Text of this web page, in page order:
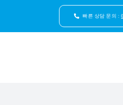
빠른 상담 문의 :